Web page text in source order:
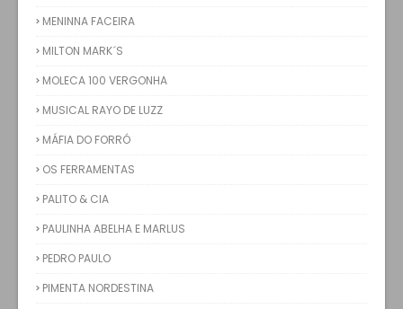
MENINNA FACEIRA
MILTON MARK´S
MOLECA 100 VERGONHA
MUSICAL RAYO DE LUZZ
MÁFIA DO FORRÓ
OS FERRAMENTAS
PALITO & CIA
PAULINHA ABELHA E MARLUS
PEDRO PAULO
PIMENTA NORDESTINA